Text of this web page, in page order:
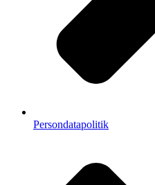
Persondatapolitik